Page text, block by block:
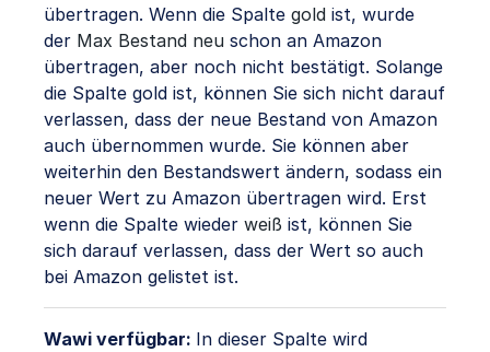
übertragen. Wenn die Spalte gold ist, wurde
der Max Bestand neu schon an Amazon
übertragen, aber noch nicht bestätigt. Solange
die Spalte gold ist, können Sie sich nicht darauf
verlassen, dass der neue Bestand von Amazon
auch übernommen wurde. Sie können aber
weiterhin den Bestandswert ändern, sodass ein
neuer Wert zu Amazon übertragen wird. Erst
wenn die Spalte wieder weiß ist, können Sie
sich darauf verlassen, dass der Wert so auch
bei Amazon gelistet ist.
Wawi verfügbar: In dieser Spalte wird